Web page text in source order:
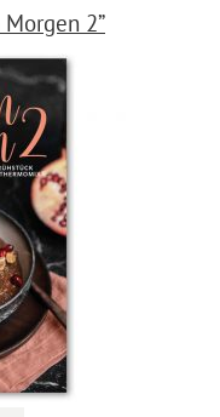
Morgen 2”